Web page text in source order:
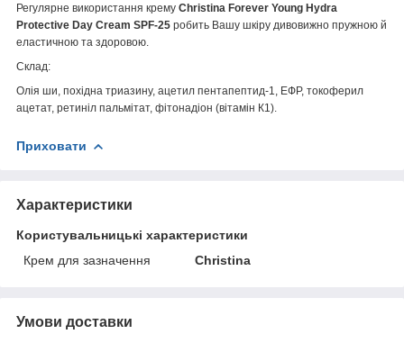
Регулярне використання крему Christina Forever Young Hydra
Protective Day Cream SPF-25 робить Вашу шкіру дивовижно пружною й
еластичною та здоровою.
Склад:
Олія ши, похідна триазину, ацетил пентапептид-1, ЕФР, токоферил
ацетат, ретиніл пальмітат, фітонадіон (вітамін К1).
Приховати
Характеристики
Користувальницькі характеристики
Крем для зазначення
Christina
Умови доставки